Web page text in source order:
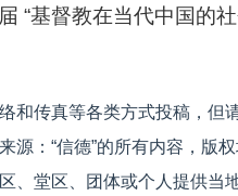
“基督教在当代中国的
和传真等各类方式投稿，但
源：“信德”的所有内容，版
、堂区、团体或个人提供当